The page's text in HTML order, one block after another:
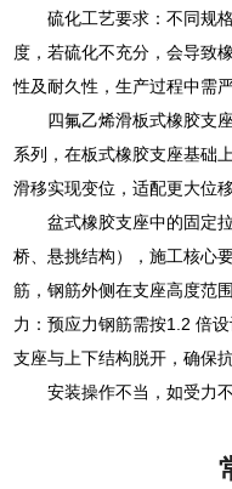
硫化工艺要求：不同规
度，若硫化不充分，会导致
性及耐久性，生产过程中需
四氟乙烯滑板式橡胶支
系列，在板式橡胶支座基础
滑移实现变位，适配更大位移
盆式橡胶支座中的固定
桥、悬挑结构），施工核心
筋，钢筋外侧在支座高度范
力：预应力钢筋需按1.2 倍
支座与上下结构脱开，确保
安装操作不当，如受力不